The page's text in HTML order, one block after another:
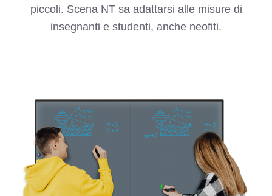
piccoli. Scena NT sa adattarsi alle misure di
insegnanti e studenti, anche neofiti.